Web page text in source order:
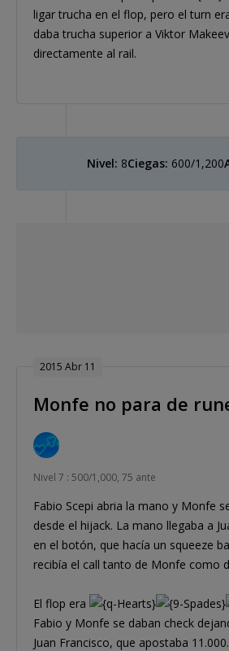
ligar trucha en el flop, pero el turn
daba trucha superior a Viktor
directamente al rail.
Nivel: 8Ciegas: 600/1,200
2015 Abr 11
Monfe no para de
Nivel 7 : 500/1,000, 75 ante
Fabio Scepi abria la mano y Monfe
desde el hijack. La mano llegaba a
en el botón, que hacía un squeeze
recibía el call tanto de Monfe como
El flop era
Fabio y Monfe se daban check
Juan Francisco, que apostaba